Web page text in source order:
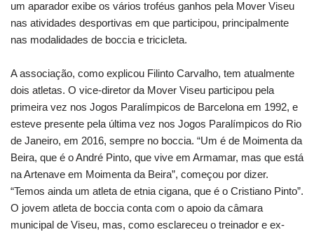
um aparador exibe os vários troféus ganhos pela Mover Viseu
nas atividades desportivas em que participou, principalmente
nas modalidades de boccia e tricicleta.
A associação, como explicou Filinto Carvalho, tem atualmente
dois atletas. O vice-diretor da Mover Viseu participou pela
primeira vez nos Jogos Paralímpicos de Barcelona em 1992, e
esteve presente pela última vez nos Jogos Paralímpicos do Rio
de Janeiro, em 2016, sempre no boccia. “Um é de Moimenta da
Beira, que é o André Pinto, que vive em Armamar, mas que está
na Artenave em Moimenta da Beira”, começou por dizer.
“Temos ainda um atleta de etnia cigana, que é o Cristiano Pinto”.
O jovem atleta de boccia conta com o apoio da câmara
municipal de Viseu, mas, como esclareceu o treinador e ex-